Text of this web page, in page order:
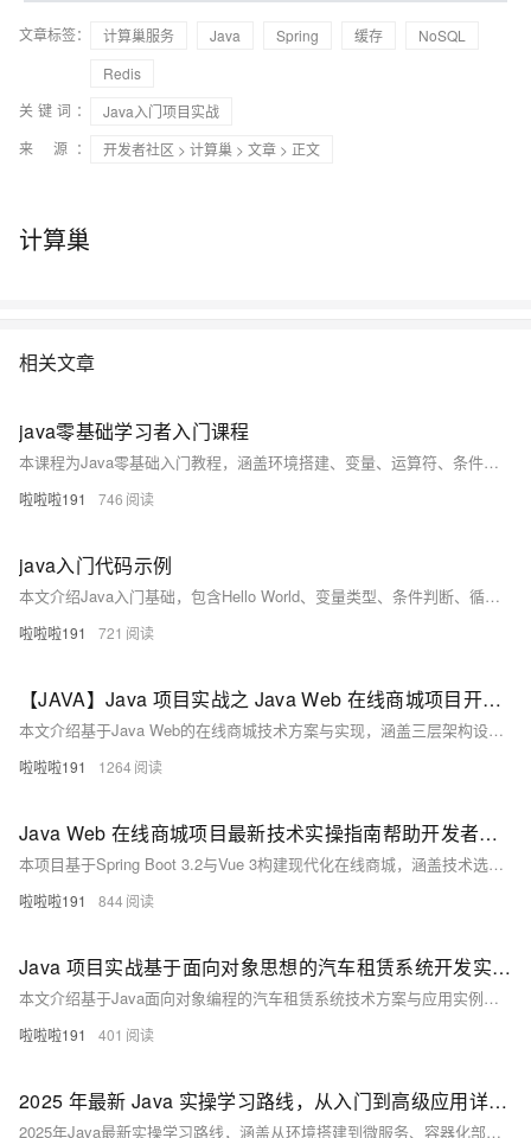
文章标签： 计算巢服务 Java Spring 缓存
NoSQL
Redis
关键词：
Java入门项目实战
来 源：
开发者社区 > 计算巢 > 文章 > 正文
计算巢
相关文章
java零基础学习者入门课程
本课程为Java零基础入门教程，涵盖环境搭建、变量、运算符、条件循环、数组及面向对象基础，每讲配示例代码与实践建议，助你循序渐进掌握核心知识，轻松迈入Java编程世界。
啦啦啦191 746
java入门代码示例
本文介绍Java入门基础，包含Hello World、变量类型、条件判断、循环及方法定义等核心语法示例，帮助初学者快速掌握Java编程基本结构与逻辑。
啦啦啦191 721
【JAVA】Java 项目实战之 Java Web 在线商城项目开发实战指南
本文介绍基于Java Web的在线商城技术方案与实现，涵盖三层架构设计、MySQL数据库建模及核心功能开发。通过Spring MVC + MyBatis + Thymeleaf实现商品展示、购物车等模块，提供完整代码示例，助力掌握Java Web项目实战技能。（238字）
啦啦啦191 1264
Java Web 在线商城项目最新技术实操指南帮助开发者高效完成商城项目开发
本项目基于Spring Boot 3.2与Vue 3构建现代化在线商城，涵盖技术选型、核心功能实现、安全控制与容器化部署，助开发者掌握最新Java Web全栈开发实践。
啦啦啦191 844
Java 项目实战基于面向对象思想的汽车租赁系统开发实例 汽车租赁系统 Java 面向对象项目实战
本文介绍基于Java面向对象编程的汽车租赁系统技术方案与应用实例，涵盖系统功能需求分析、类设计、数据库设计及具体代码实现，帮助开发者掌握Java在实际项目中的应用。
啦啦啦191 401
2025 年最新 Java 实操学习路线，从入门到高级应用详细指南
2025年Java最新实操学习路线，涵盖从环境搭建到微服务、容器化部署的全流程实战内容，助你掌握Java 21核心特性、Spring Boot 3.2开发、云原生与微服务架构，提升企业级项目开发能力，适合从入门到高级应用的学习需求。